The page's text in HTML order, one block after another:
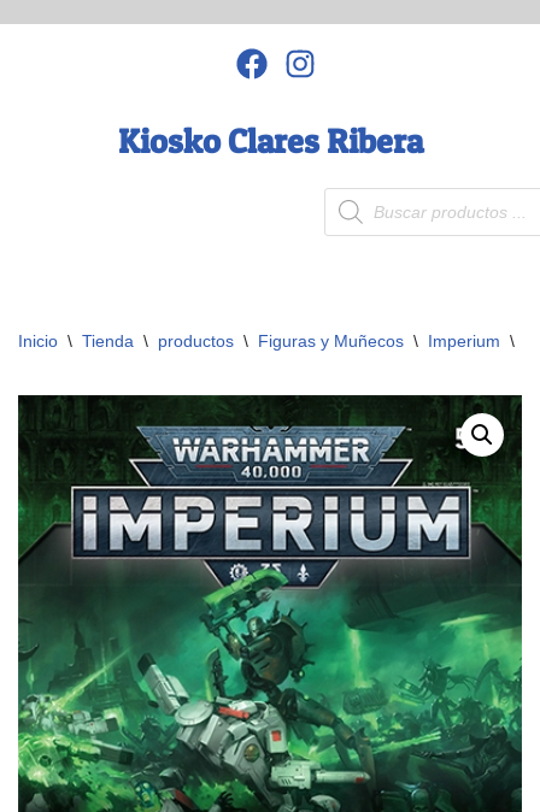
Kiosko Clares Ribera
Inicio \ Tienda \ productos \ Figuras y Muñecos \ Imperium \